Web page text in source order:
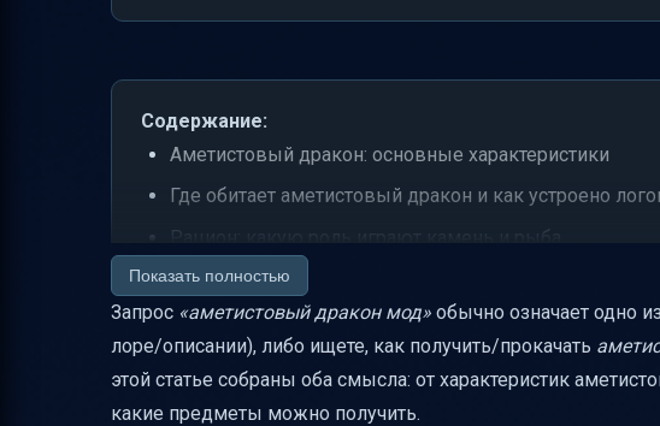
Содержание:
Аметистовый дракон: основные характеристики
Где обитает аметистовый дракон и как устроено
Рацион: какую роль играют камень и рыба
Воспитание потомства: как выбирают партнера
Чем внешний вид аметистового дракона отличается
Магические и псионические способности
Показать полностью
Запрос «аметистовый дракон мод» обычно означает одно
лоре/описании), либо ищете, как получить/прокачать
этой статье собраны оба смысла: от характеристик
какие предметы можно получить.